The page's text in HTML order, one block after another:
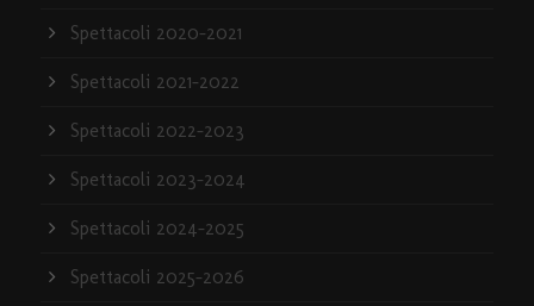
Spettacoli 2020-2021
Spettacoli 2021-2022
Spettacoli 2022-2023
Spettacoli 2023-2024
Spettacoli 2024-2025
Spettacoli 2025-2026